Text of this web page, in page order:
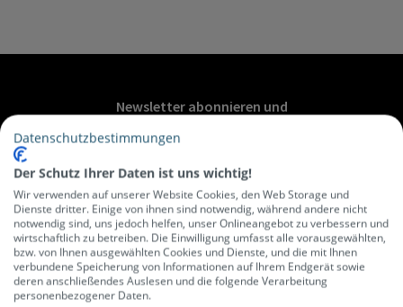
Newsletter abonnieren und
Angebote und vieles mehr wartet auf
dich.
ABONNIEREN
Datenschutzbestimmungen
Der Schutz Ihrer Daten ist uns wichtig!
Wir verwenden auf unserer Website Cookies, den Web Storage und
Dienste dritter. Einige von ihnen sind notwendig, während andere nicht
notwendig sind, uns jedoch helfen, unser Onlineangebot zu verbessern und
wirtschaftlich zu betreiben. Die Einwilligung umfasst alle vorausgewählten,
bzw. von Ihnen ausgewählten Cookies und Dienste, und die mit Ihnen
verbundene Speicherung von Informationen auf Ihrem Endgerät sowie
deren anschließendes Auslesen und die folgende Verarbeitung
personenbezogener Daten.